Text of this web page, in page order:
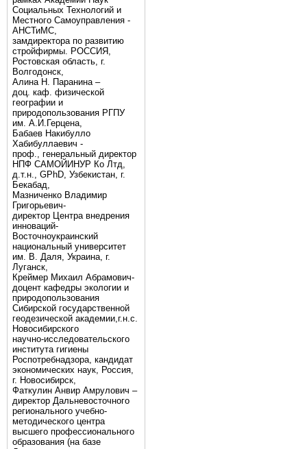
Социальных Технологий и
Местного Самоуправления -
АНСТиМС,
замдиректора по развитию
стройфирмы. РОССИЯ,
Ростовская область, г.
Волгодонск,
Алина Н. Паранина –
доц. каф. физической
географии и
природопользования РГПУ
им. А.И.Герцена,
Бабаев Накибулло
Хабибуллаевич -
проф., генеральный директор
НПФ САМОЙИНУР Ко Лтд,
д.т.н., GPhD, Узбекистан, г.
Бекабад,
Мазниченко Владимир
Григорьевич-
директор Центра внедрения
инноваций-
Восточноукраинский
национальный университет
им. В. Даля, Украина, г.
Луганск,
Креймер Михаил Абрамович-
доцент кафедры экологии и
природопользования
Сибирской государственной
геодезической академии,г.н.с.
Новосибирского
научно-исследовательского
института гигиены
Роспотребнадзора, кандидат
экономических наук, Россия,
г. Новосибирск,
Фаткулин Анвир Амрулович –
директор Дальневосточного
регионального учебно-
методического центра
высшего профессионального
образования (на базе